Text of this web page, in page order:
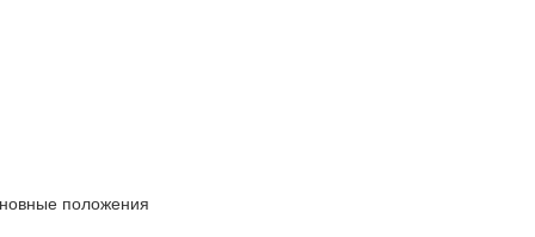
положения